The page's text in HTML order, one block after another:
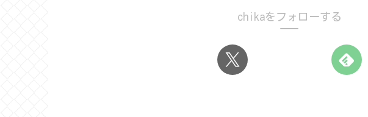
chikaをフォローする